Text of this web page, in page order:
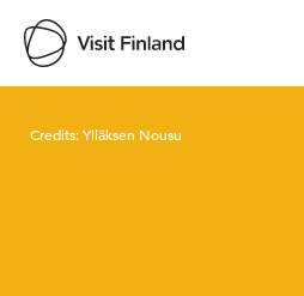
Credits:Ylläksen Nousu